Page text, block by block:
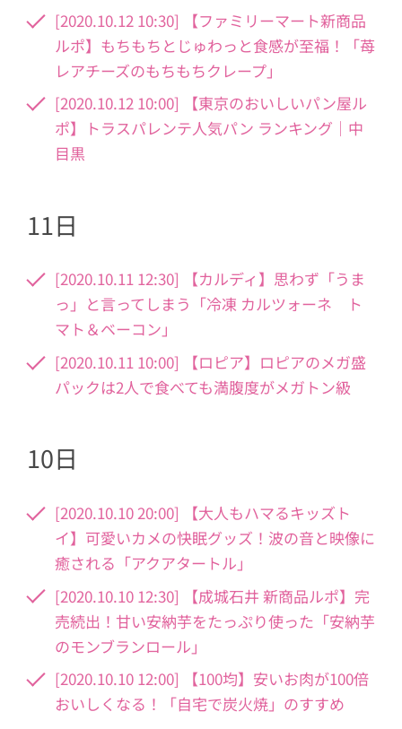
[2020.10.12 10:30] 【ファミリーマート新商品
ルポ】もちもちとじゅわっと食感が至福！「苺
レアチーズのもちもちクレープ」
[2020.10.12 10:00] 【東京のおいしいパン屋ル
ポ】トラスパレンテ人気パン ランキング｜中
目黒
11日
[2020.10.11 12:30] 【カルディ】思わず「うま
っ」と言ってしまう「冷凍 カルツォーネ ト
マト＆ベーコン」
[2020.10.11 10:00] 【ロピア】ロピアのメガ盛
パックは2人で食べても満腹度がメガトン級
10日
[2020.10.10 20:00] 【大人もハマるキッズト
イ】可愛いカメの快眠グッズ！波の音と映像に
癒される「アクアタートル」
[2020.10.10 12:30] 【成城石井 新商品ルポ】完
売続出！甘い安納芋をたっぷり使った「安納芋
のモンブランロール」
[2020.10.10 12:00] 【100均】安いお肉が100倍
おいしくなる！「自宅で炭火焼」のすすめ